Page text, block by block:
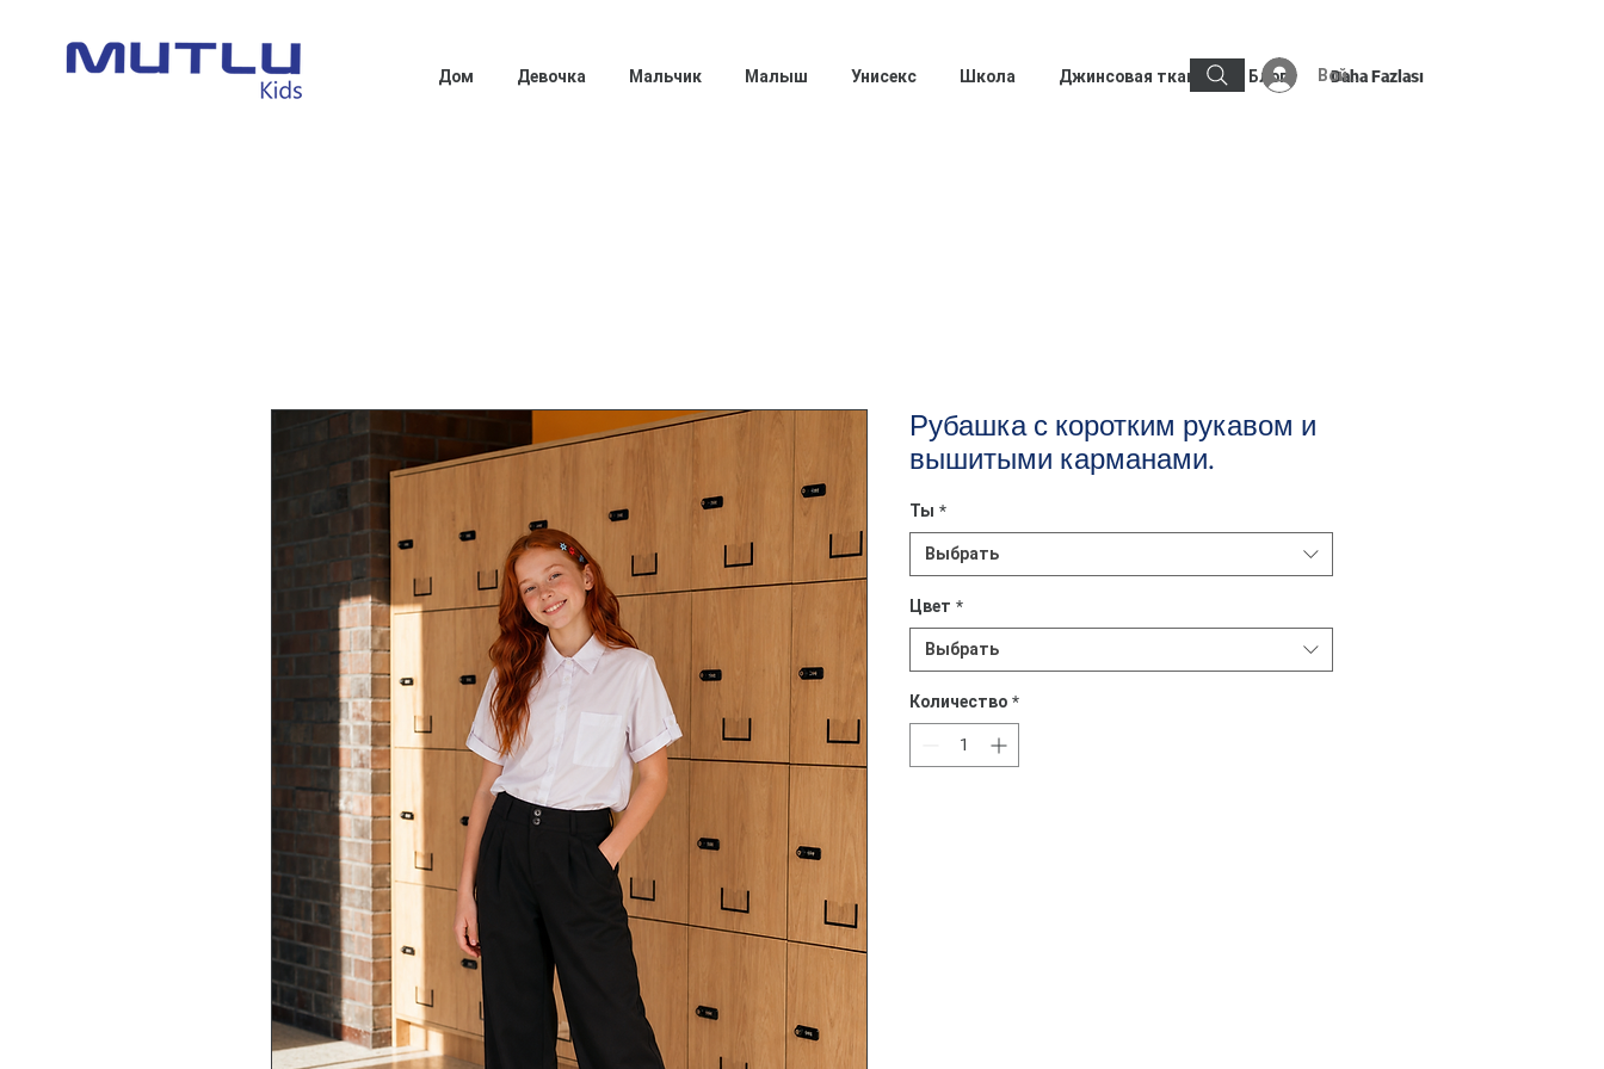
Дом Девочка Мальчик Малыш Унисекс Школа Джинсовая ткань Блог Daha Fazlası
Войти
Рубашка с коротким рукавом и
вышитыми карманами.
Ты *
Выбрать
Цвет *
Выбрать
Количество *